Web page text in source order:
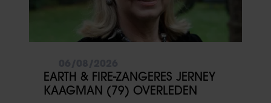
EARTH & FIRE-ZANGERES JERNEY
KAAGMAN (79) OVERLEDEN